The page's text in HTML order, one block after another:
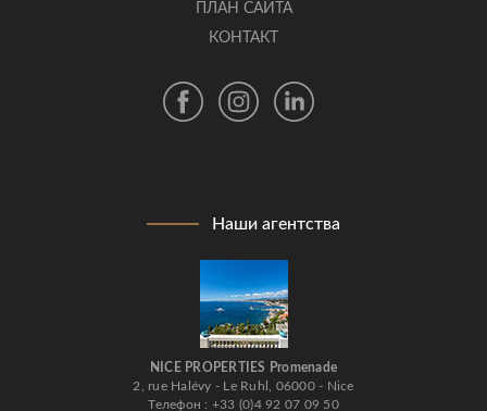
ПЛАН САЙТА
КОНТАКТ
Наши агентства
NICE PROPERTIES Promenade
2, rue Halévy - Le Ruhl, 06000 - Nice
Телефон : +33 (0)4 92 07 09 50